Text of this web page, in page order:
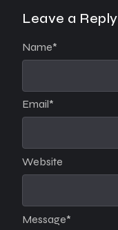
Leave a Reply
Message*
Name*
Email*
Website